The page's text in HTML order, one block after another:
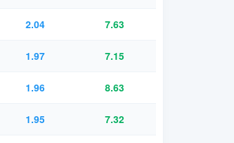
2.04 7.63
1.97 7.15
1.96 8.63
1.95 7.32